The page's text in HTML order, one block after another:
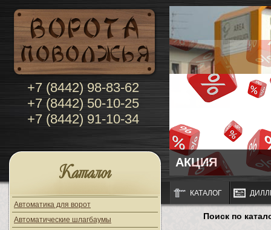
+7 (8442) 98-83-62
+7 (8442) 50-10-25
+7 (8442) 91-10-34
АКЦИЯ
Каталог
Автоматика для ворот
Автоматические шлагбаумы
КАТАЛОГ
Поиск по